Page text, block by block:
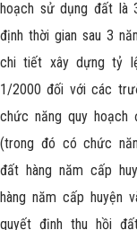
hoạch sử dụng đất là
định thời gian sau 3
chi tiết xây dựng tỷ
1/2000 đối với các
chức năng quy
(trong đó có chức
đất hàng năm cấp
hàng năm cấp huyện
quyết định thu hồi